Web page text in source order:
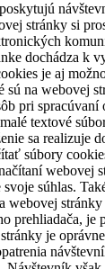
stránky si
dochádza k
je aj
sú na webovej
pri
textové
sa realizuje
súbory
webovej
súhlas.
webovej
prehliadača, je
je